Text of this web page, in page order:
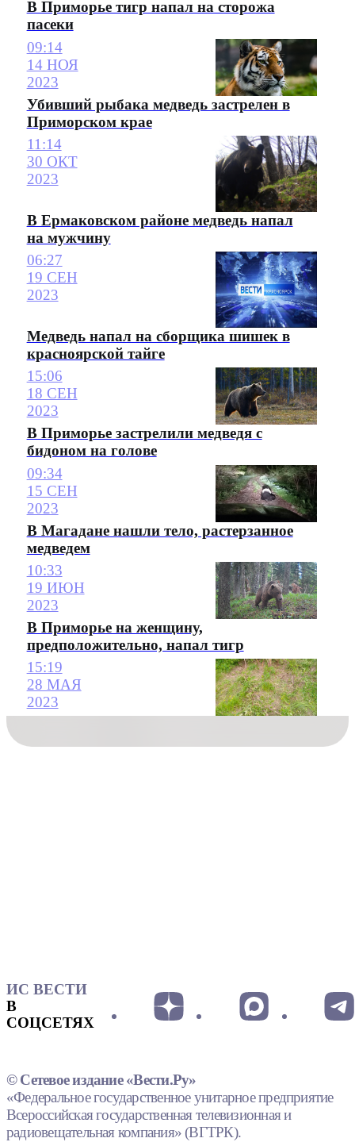
В Приморье тигр напал на сторожа
пасеки
09:14
14 НОЯ
2023
Убивший рыбака медведь застрелен в
Приморском крае
11:14
30 ОКТ
2023
В Ермаковском районе медведь напал
на мужчину
06:27
19 СЕН
2023
Медведь напал на сборщика шишек в
красноярской тайге
15:06
18 СЕН
2023
В Приморье застрелили медведя с
бидоном на голове
09:34
15 СЕН
2023
В Магадане нашли тело, растерзанное
медведем
10:33
19 ИЮН
2023
В Приморье на женщину,
предположительно, напал тигр
15:19
28 МАЯ
2023
ИС ВЕСТИ
В
СОЦСЕТЯХ
© Сетевое издание «Вести.Ру»
«Федеральное государственное унитарное предприятие
Всероссийская государственная телевизионная и
радиовещательная компания» (ВГТРК).